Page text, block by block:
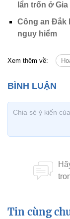
lẩn trốn ở Gia
Công an Đắk
nguy hiểm
Xem thêm về:
Tin cùng